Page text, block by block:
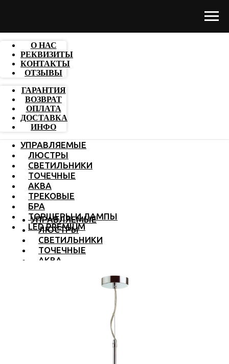
О НАС
РЕКВИЗИТЫ
КОНТАКТЫ
ОТЗЫВЫ
ГАРАНТИЯ
ВОЗВРАТ
ОПЛАТА
ДОСТАВКА
ИНФО
УПРАВЛЯЕМЫЕ
ЛЮСТРЫ
СВЕТИЛЬНИКИ
ТОЧЕЧНЫЕ
АКВА
ТРЕКОВЫЕ
БРА
ТОРШЕРЫ И ЛАМПЫ
LED PREMIUM
УПРАВЛЯЕМЫЕ
ЛЮСТРЫ
СВЕТИЛЬНИКИ
ТОЧЕЧНЫЕ
АКВА
ТОРШЕРЫ И ЛАМПЫ